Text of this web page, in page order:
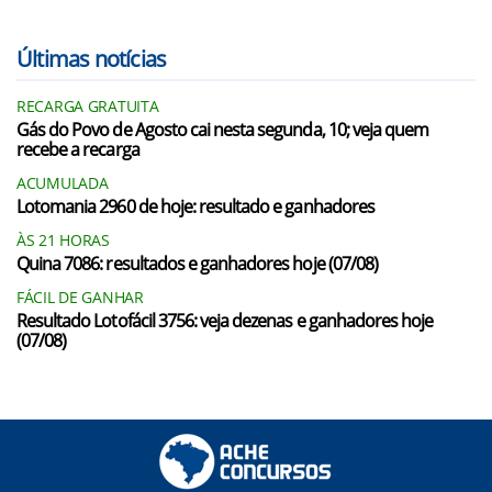
Últimas notícias
RECARGA GRATUITA
Gás do Povo de Agosto cai nesta segunda, 10; veja quem
recebe a recarga
ACUMULADA
Lotomania 2960 de hoje: resultado e ganhadores
ÀS 21 HORAS
Quina 7086: resultados e ganhadores hoje (07/08)
FÁCIL DE GANHAR
Resultado Lotofácil 3756: veja dezenas e ganhadores hoje
(07/08)